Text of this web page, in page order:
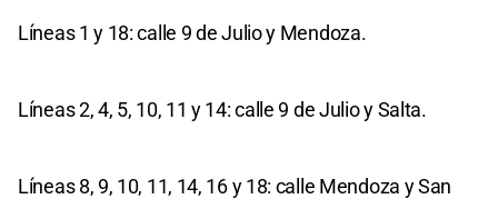
Líneas 1 y 18: calle 9 de Julio y Mendoza.
Líneas 2, 4, 5, 10, 11 y 14: calle 9 de Julio y Salta.
Líneas 8, 9, 10, 11, 14, 16 y 18: calle Mendoza y San